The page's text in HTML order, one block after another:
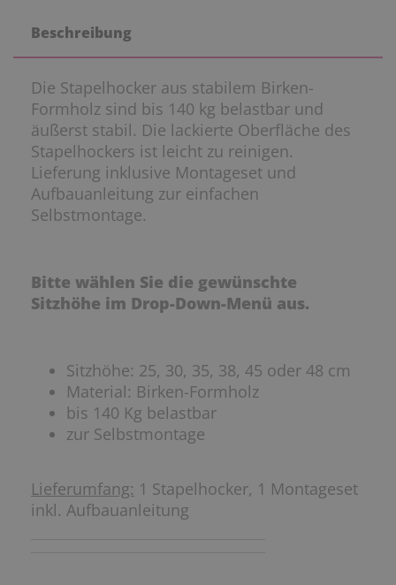
Beschreibung
Die Stapelhocker aus stabilem Birken-
Formholz sind bis 140 kg belastbar und
äußerst stabil. Die lackierte Oberfläche des
Stapelhockers ist leicht zu reinigen.
Lieferung inklusive Montageset und
Aufbauanleitung zur einfachen
Selbstmontage.
Bitte wählen Sie die gewünschte
Sitzhöhe im Drop-Down-Menü aus.
Sitzhöhe: 25, 30, 35, 38, 45 oder 48 cm
Material: Birken-Formholz
bis 140 Kg belastbar
zur Selbstmontage
Lieferumfang: 1 Stapelhocker, 1 Montageset
inkl. Aufbauanleitung